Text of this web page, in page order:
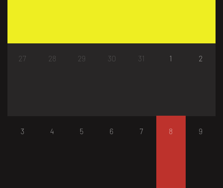
27 28 29 30 31 1 2
3 4 5 6 7 8 9